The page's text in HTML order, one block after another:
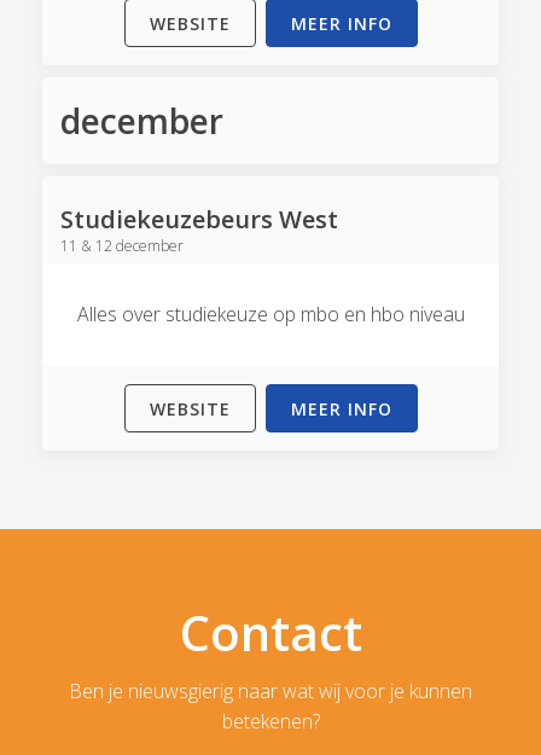
WEBSITE MEER INFO
december
Studiekeuzebeurs West
11 & 12 december
Alles over studiekeuze op mbo en hbo niveau
WEBSITE MEER INFO
Contact
Ben je nieuwsgierig naar wat wij voor je kunnen
betekenen?